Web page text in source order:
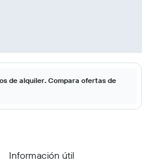
de alquiler. Compara ofertas de
Información útil